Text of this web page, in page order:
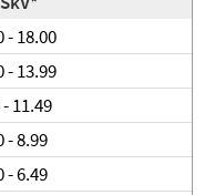
- 18.00
- 13.99
11.49
- 8.99
- 6.49